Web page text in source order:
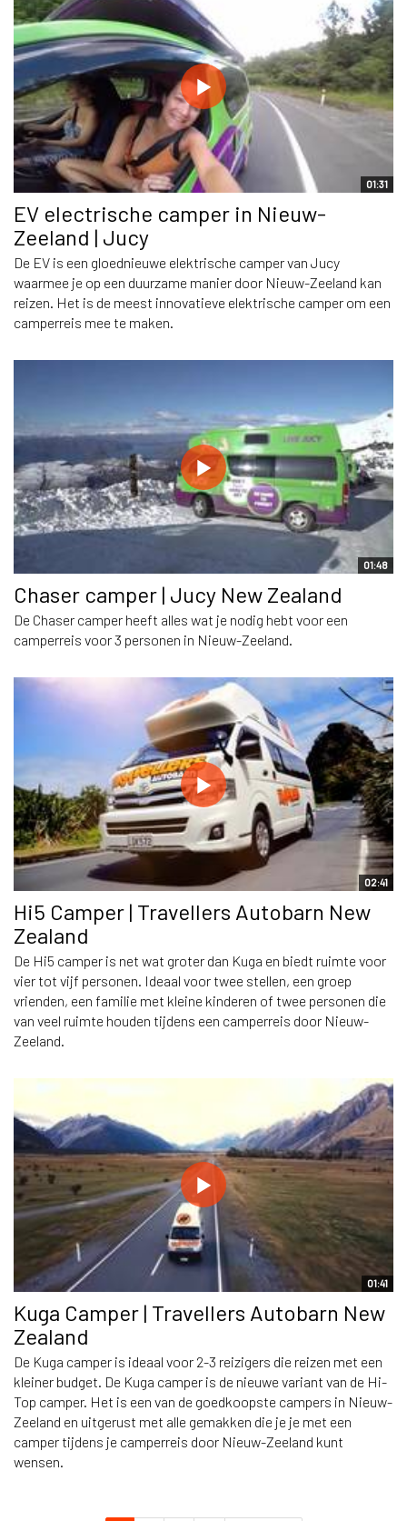
01:31
EV electrische camper in Nieuw-
Zeeland | Jucy
De EV is een gloednieuwe elektrische camper van Jucy
waarmee je op een duurzame manier door Nieuw-Zeeland kan
reizen. Het is de meest innovatieve elektrische camper om een
camperreis mee te maken.
01:48
Chaser camper | Jucy New Zealand
De Chaser camper heeft alles wat je nodig hebt voor een
camperreis voor 3 personen in Nieuw-Zeeland.
02:41
Hi5 Camper | Travellers Autobarn New
Zealand
De Hi5 camper is net wat groter dan Kuga en biedt ruimte voor
vier tot vijf personen. Ideaal voor twee stellen, een groep
vrienden, een familie met kleine kinderen of twee personen die
van veel ruimte houden tijdens een camperreis door Nieuw-
Zeeland.
01:41
Kuga Camper | Travellers Autobarn New
Zealand
De Kuga camper is ideaal voor 2-3 reizigers die reizen met een
kleiner budget. De Kuga camper is de nieuwe variant van de Hi-
Top camper. Het is een van de goedkoopste campers in Nieuw-
Zeeland en uitgerust met alle gemakken die je je met een
camper tijdens je camperreis door Nieuw-Zeeland kunt
wensen.